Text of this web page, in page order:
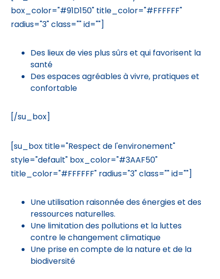
box_color="#91D150" title_color="#FFFFFF"
radius="3" class="" id=""]
Des lieux de vies plus sûrs et qui favorisent la
santé
Des espaces agréables à vivre, pratiques et
confortable
[/su_box]
[su_box title="Respect de l'environement"
style="default" box_color="#3AAF50"
title_color="#FFFFFF" radius="3" class="" id=""]
Une utilisation raisonnée des énergies et des
ressources naturelles.
Une limitation des pollutions et la luttes
contre le changement climatique
Une prise en compte de la nature et de la
biodiversité